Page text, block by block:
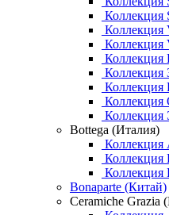
Коллекция
Коллекция
Коллекция
Коллекция
Коллекция
Коллекция
Коллекция
Коллекция
Bottega (Италия)
Коллекция
Коллекция
Коллекция
Bonaparte (Китай)
Ceramiche Grazia